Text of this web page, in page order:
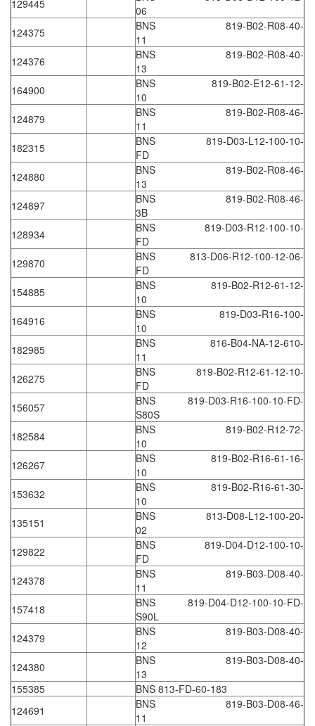
ENERSYS
Enolgas
Envada
Environmental Compliance Products
EPC
EPE Process Filters & Accumulators
Epro/Emerson
ERE WIRELESS
Erhardt-Leimer
Erhardt-Leimer
Erhardt-leimer
Erinda/Delta
ESA Automation Vietnam
Esa Pyronics
EUCHNER GmbH + Co. KG VietNam
Eurotherm Vietnam
Eurovent
EXAIR
Exergen
Exide Technologies Vietnam
FAIRCHILD
FANUC
FDM/ F.lli Della Marca Srl
FEIN
Felm
FESTO
FHF (EATON Crouse-Hinds)
Fife/ Maxcess
Fimet
129445
06
124375
BNS 819-B02-R08-40-
11
124376
BNS 819-B02-R08-40-
13
164900
BNS 819-B02-E12-61-12-
10
124879
BNS 819-B02-R08-46-
11
182315
BNS 819-D03-L12-100-10-
FD
124880
BNS 819-B02-R08-46-
13
124897
BNS 819-B02-R08-46-
3B
128934
BNS 819-D03-R12-100-10-
FD
129870
BNS 813-D06-R12-100-12-06-
FD
154885
BNS 819-B02-R12-61-12-
10
164916
BNS 819-D03-R16-100-
10
182985
BNS 816-B04-NA-12-610-
11
126275
BNS 819-B02-R12-61-12-10-
FD
156057
BNS 819-D03-R16-100-10-FD-
S80S
182584
BNS 819-B02-R12-72-
10
126267
BNS 819-B02-R16-61-16-
10
153632
BNS 819-B02-R16-61-30-
10
135151
BNS 813-D08-L12-100-20-
02
129822
BNS 819-D04-D12-100-10-
FD
124378
BNS 819-B03-D08-40-
11
157418
BNS 819-D04-D12-100-10-FD-
S90L
124379
BNS 819-B03-D08-40-
12
124380
BNS 819-B03-D08-40-
13
155385
BNS 813-FD-60-183
124691
BNS 819-B03-D08-46-
11